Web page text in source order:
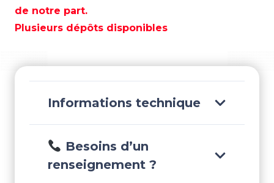
MAGNESIUM
-
RECKITMBRAVO1M
de notre part.
Plusieurs dépôts disponibles
Informations technique
Besoins d’un
renseignement ?